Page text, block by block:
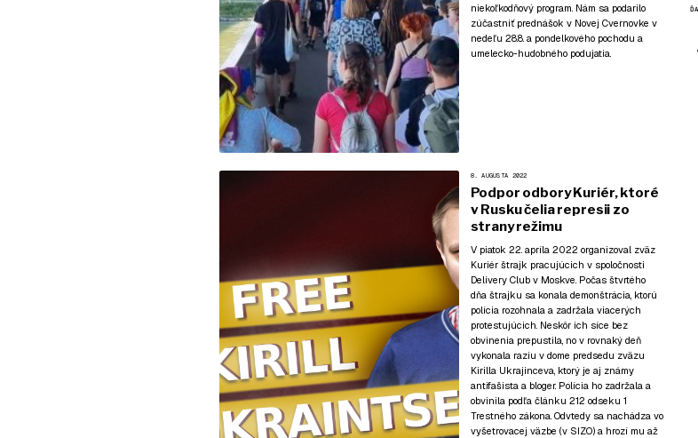
niekoľkodňový program . Nám sa podarilo
zúčastniť prednášok v Novej Cvernovke v
nedeľu 28.8. a pondelkového pochodu a
umelecko-hudobného podujatia.
8. AUGUSTA 2022
Podpor odbory Kuriér, ktoré
v Rusku čelia represii zo
strany režimu
V piatok 22. apríla 2022 organizoval zväz
Kuriér štrajk pracujúcich v spoločnosti
Delivery Club v Moskve. Počas štvrtého
dňa štrajku sa konala demonštrácia, ktorú
polícia rozohnala a zadržala viacerých
protestujúcich. Neskôr ich síce bez
obvinenia prepustila, no v rovnaký deň
vykonala raziu v dome predsedu zväzu
Kirilla Ukrajinceva, ktorý je aj známy
antifašista a bloger. Polícia ho zadržala a
obvinila podľa článku 212 odseku 1
Trestného zákona. Odvtedy sa nachádza vo
vyšetrovacej väzbe (v SIZO) a hrozí mu až